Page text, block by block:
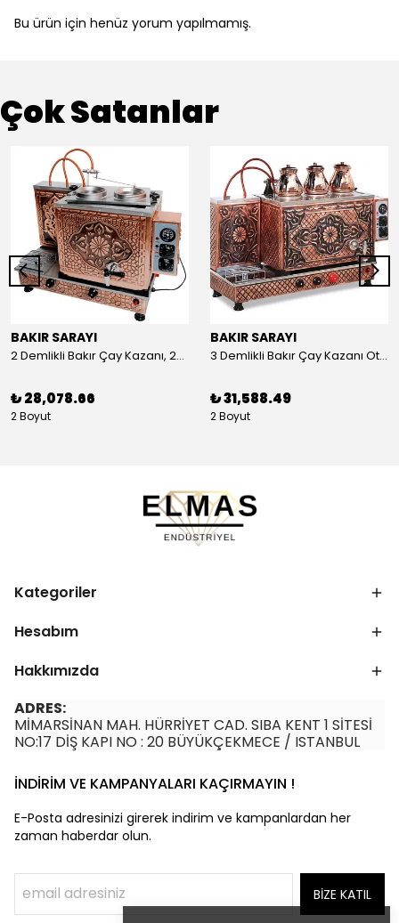
Bu ürün için henüz yorum yapılmamış.
Çok Satanlar
BAKIR SARAYI
2 Demlikli Bakır Çay Kazanı, 25 Litre
₺ 28,078.66
2 Boyut
BAKIR SARAYI
3 Demlikli Bakır Çay Kazanı Otomatik, 30 Litre
₺ 31,588.49
2 Boyut
Kategoriler
Hesabım
Hakkımızda
ADRES:
MİMARSİNAN MAH. HÜRRİYET CAD. SIBA KENT 1 SİTESİ
NO:17 DİŞ KAPI NO : 20 BÜYÜKÇEKMECE / ISTANBUL
İNDİRİM VE KAMPANYALARI KAÇIRMAYIN !
E-Posta adresinizi girerek indirim ve kampanlardan her
zaman haberdar olun.
BİZE KATIL